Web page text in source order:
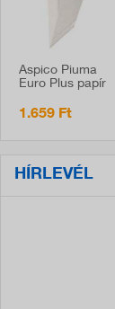
Aspico Piuma
Euro Plus papír
kompatibilis, 5 db
1.659 Ft
HÍRLEVÉL